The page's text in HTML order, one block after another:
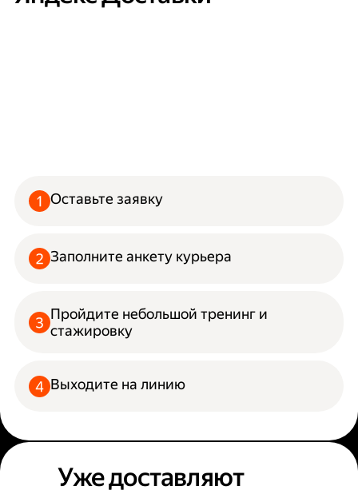
Оставьте заявку
Заполните анкету курьера
Пройдите небольшой тренинг и
стажировку
Выходите на линию
Уже доставляют